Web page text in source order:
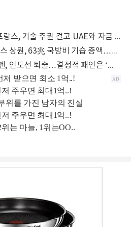
"라팔 F5 개발비 급전" 프랑스, 기술 주권 걸고 UAE와 자금 협상
“대러 전면전 대비” 프랑스 상원, 63兆 국방비 기습 증액…라팔 30대 추가
‘수출 대박’ 스웨덴 그리펜, 인도선 퇴출…결정적 패인은 ‘단발엔진’과 ‘라팔’